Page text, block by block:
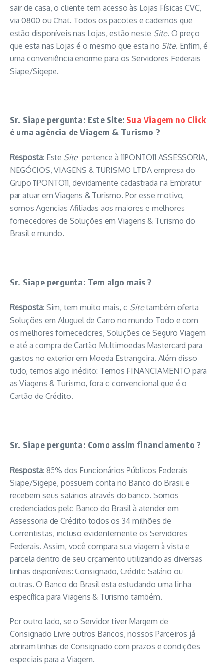
sair de casa, o cliente tem acesso às Lojas Físicas CVC,
via 0800 ou Chat. Todos os pacotes e cadernos que
estão disponíveis nas Lojas, estão neste Site. O preço
que esta nas Lojas é o mesmo que esta no Site. Enfim, é
uma conveniência enorme para os Servidores Federais
Siape/Sigepe.
Sr. Siape pergunta: Este Site: Sua Viagem no Click
é uma agência de Viagem & Turismo ?
Resposta: Este Site pertence à 11PONTO11 ASSESSORIA,
NEGÓCIOS, VIAGENS & TURISMO LTDA empresa do
Grupo 11PONTO11, devidamente cadastrada na Embratur
par atuar em Viagens & Turismo. Por esse motivo,
somos Agencias Afiliadas aos maiores e melhores
fornecedores de Soluções em Viagens & Turismo do
Brasil e mundo.
Sr. Siape pergunta: Tem algo mais ?
Resposta: Sim, tem muito mais, o Sitetambém oferta
Soluções em Aluguel de Carro no mundo Todo e com
os melhores fornecedores, Soluções de Seguro Viagem
e até a compra de Cartão Multimoedas Mastercard para
gastos no exterior em Moeda Estrangeira. Além disso
tudo, temos algo inédito: Temos FINANCIAMENTO para
as Viagens & Turismo, fora o convencional que é o
Cartão de Crédito.
Sr. Siape pergunta: Como assim financiamento ?
Resposta: 85% dos Funcionários Públicos Federais
Siape/Sigepe, possuem conta no Banco do Brasil e
recebem seus salários através do banco. Somos
credenciados pelo Banco do Brasil à atender em
Assessoria de Crédito todos os 34 milhões de
Correntistas, incluso evidentemente os Servidores
Federais. Assim, você compara sua viagem à vista e
parcela dentro de seu orçamento utilizando as diversas
linhas disponíveis: Consignado, Crédito Salário ou
outras. O Banco do Brasil esta estudando uma linha
específica para Viagens & Turismo também.
Por outro lado, se o Servidor tiver Margem de
Consignado Livre outros Bancos, nossos Parceiros já
abriram linhas de Consignado com prazos e condições
especiais para a Viagem.